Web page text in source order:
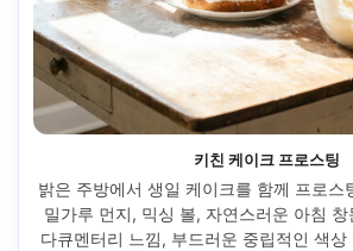
키친 케이크 프로스팅
밝은 주방에서 생일 케이크를 함께 프로스
밀가루 먼지, 믹싱 볼, 자연스러운 아침
다큐멘터리 느낌, 부드러운 중립적인 색상